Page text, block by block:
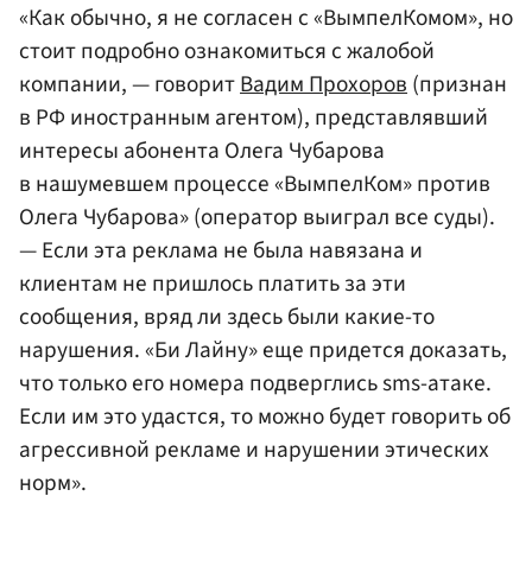
«Как обычно, я не согласен с «ВымпелКомом», но
стоит подробно ознакомиться с жалобой
компании, — говоритВадим Прохоров(признан
в РФ иностранным агентом), представлявший
интересы абонента Олега Чубарова
в нашумевшем процессе «ВымпелКом» против
Олега Чубарова» (оператор выиграл все суды).
— Если эта реклама не была навязана и
клиентам не пришлось платить за эти
сообщения, вряд ли здесь были какие-то
нарушения. «Би Лайну» еще придется доказать,
что только его номера подверглись sms-атаке.
Если им это удастся, то можно будет говорить об
агрессивной рекламе и нарушении этических
норм».